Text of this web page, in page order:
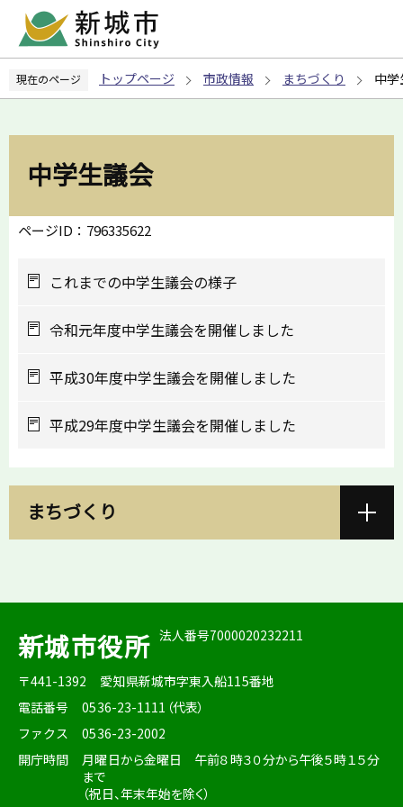
ペ
の
現在のページ トップページ 市政情報 まちづくり 中
中学生議会
ページID：796335622
これまでの中学生議会の様子
令和元年度中学生議会を開催しました
平成30年度中学生議会を開催しました
平成29年度中学生議会を開催しました
まちづくり
新城市役所 法人番号7000020232211
〒441-1392
愛知県新城市字東入船115番地
電話番号
0536-23-1111（代表）
ファクス
0536-23-2002
開庁時間
月曜日から金曜日 午前８時３０分から午後５時１５分
まで
（祝日、年末年始を除く）